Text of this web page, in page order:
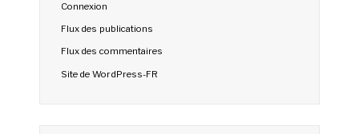
Connexion
Flux des publications
Flux des commentaires
Site de WordPress-FR